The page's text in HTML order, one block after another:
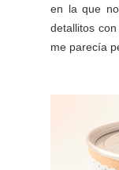
en la que
detallitos
me parecía